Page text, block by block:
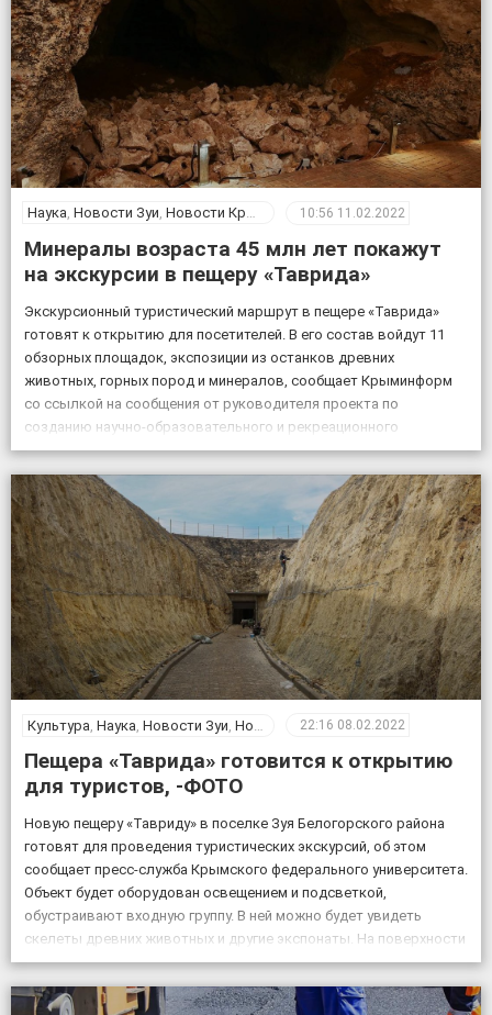
Наука, Новости Зуи, Новости Крыма 10:56 11.02.2022
Минералы возраста 45 млн лет покажут
на экскурсии в пещеру «Таврида»
Экскурсионный туристический маршрут в пещере «Таврида»
готовят к открытию для посетителей. В его состав войдут 11
обзорных площадок, экспозиции из останков древних
животных, горных пород и минералов, сообщает Крыминформ
со ссылкой на сообщения от руководителя проекта по
созданию научно-образовательного и рекреационного
комплекса на базе пещеры Таврида, старшего преподавателя
Крымского федерального университета Геннадия Самохина. «На
протяжении […]
Культура Наука Новости Зуи Новости Крыма ,Общество
22:16 08.02.2022
Пещера «Таврида» готовится к открытию
для туристов, -ФОТО
Новую пещеру «Тавриду» в поселке Зуя Белогорского района
готовят для проведения туристических экскурсий, об этом
сообщает пресс-служба Крымского федерального университета.
Объект будет оборудован освещением и подсветкой,
обустраивают входную группу. В ней можно будет увидеть
скелеты древних животных и другие экспонаты. На поверхности
возле пещеры появится музей и ландшафтный парк. Фото:
пресс-служба КФУ Дата открытия уникального […]